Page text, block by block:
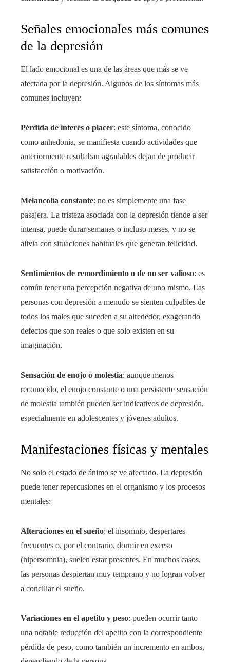
Señales emocionales más comunes
de la depresión
El lado emocional es una de las áreas que más se ve
afectada por la depresión. Algunos de los síntomas más
comunes incluyen:
Pérdida de interés o placer: este síntoma, conocido
como anhedonia, se manifiesta cuando actividades que
anteriormente resultaban agradables dejan de producir
satisfacción o motivación.
Melancolía constante: no es simplemente una fase
pasajera. La tristeza asociada con la depresión tiende a ser
intensa, puede durar semanas o incluso meses, y no se
alivia con situaciones habituales que generan felicidad.
Sentimientos de remordimiento o de no ser valioso: es
común tener una percepción negativa de uno mismo. Las
personas con depresión a menudo se sienten culpables de
todos los males que suceden a su alrededor, exagerando
defectos que son reales o que solo existen en su
imaginación.
Sensación de enojo o molestia: aunque menos
reconocido, el enojo constante o una persistente sensación
de molestia también pueden ser indicativos de depresión,
especialmente en adolescentes y jóvenes adultos.
Manifestaciones físicas y mentales
No solo el estado de ánimo se ve afectado. La depresión
puede tener repercusiones en el organismo y los procesos
mentales:
Alteraciones en el sueño: el insomnio, despertares
frecuentes o, por el contrario, dormir en exceso
(hipersomnia), suelen estar presentes. En muchos casos,
las personas despiertan muy temprano y no logran volver
a conciliar el sueño.
Variaciones en el apetito y peso: pueden ocurrir tanto
una notable reducción del apetito con la correspondiente
pérdida de peso, como también un incremento en ambos,